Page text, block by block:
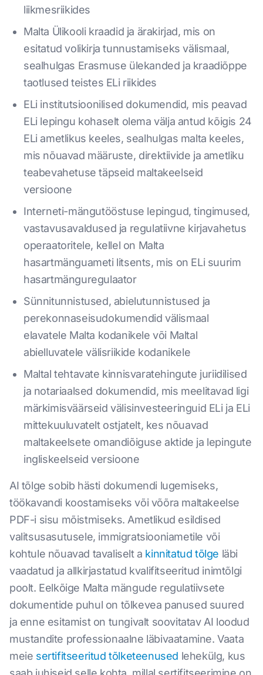
liikmesriikides
Malta Ülikooli kraadid ja ärakirjad, mis on
esitatud volikirja tunnustamiseks välismaal,
sealhulgas Erasmuse ülekanded ja kraadiõppe
taotlused teistes ELi riikides
ELi institutsioonilised dokumendid, mis peavad
ELi lepingu kohaselt olema välja antud kõigis 24
ELi ametlikus keeles, sealhulgas malta keeles,
mis nõuavad määruste, direktiivide ja ametliku
teabevahetuse täpseid maltakeelseid
versioone
Interneti-mängutööstuse lepingud, tingimused,
vastavusavaldused ja regulatiivne kirjavahetus
operaatoritele, kellel on Malta
hasartmänguameti litsents, mis on ELi suurim
hasartmänguregulaator
Sünnitunnistused, abielutunnistused ja
perekonnaseisudokumendid välismaal
elavatele Malta kodanikele või Maltal
abielluvatele välisriikide kodanikele
Maltal tehtavate kinnisvaratehingute juriidilised
ja notariaalsed dokumendid, mis meelitavad ligi
märkimisväärseid välisinvesteeringuid ELi ja ELi
mittekuuluvatelt ostjatelt, kes nõuavad
maltakeelsete omandiõiguse aktide ja lepingute
ingliskeelseid versioone
AI tõlge sobib hästi dokumendi lugemiseks,
töökavandi koostamiseks või võõra maltakeelse
PDF-i sisu mõistmiseks. Ametlikud esildised
valitsusasutusele, immigratsiooniametile või
kohtule nõuavad tavaliselt a kinnitatud tõlge läbi
vaadatud ja allkirjastatud kvalifitseeritud inimtõlgi
poolt. Eelkõige Malta mängude regulatiivsete
dokumentide puhul on tõlkevea panused suured
ja enne esitamist on tungivalt soovitatav AI loodud
mustandite professionaalne läbivaatamine. Vaata
meie sertifitseeritud tõlketeenused lehekülg, kus